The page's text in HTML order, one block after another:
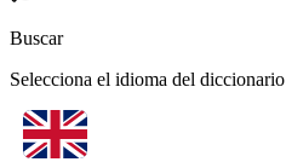
Buscar
Selecciona el idioma del diccionario